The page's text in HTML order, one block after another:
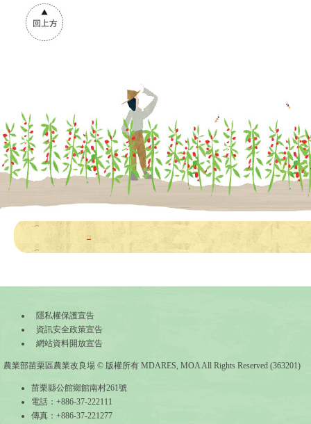
:::
隱私權保護宣告
資訊安全政策宣告
網站資料開放宣告
農業部苗栗區農業改良場 © 版權所有 MDARES, MOA All Rights Reserved (363201)
苗栗縣公館鄉館南村261號
電話：+886-37-222111
傳真：+886-37-221277